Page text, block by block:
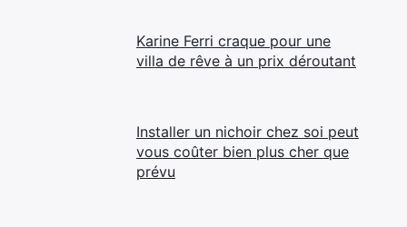
Karine Ferri craque pour une
villa de rêve à un prix déroutant
Installer un nichoir chez soi peut
vous coûter bien plus cher que
prévu